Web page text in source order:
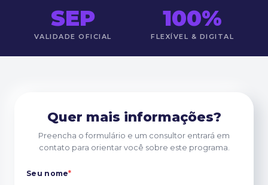
SEP
VALIDADE OFICIAL
100%
FLEXÍVEL & DIGITAL
Quer mais informações?
Preencha o formulário e um consultor entrará em
contato para orientar você sobre este programa.
Seu nome*